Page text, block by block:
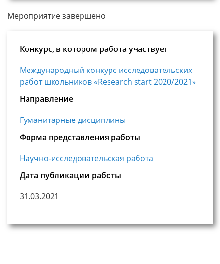
Мероприятие завершено
Конкурс, в котором работа участвует
Международный конкурс исследовательских
работ школьников «Research start 2020/2021»
Направление
Гуманитарные дисциплины
Форма представления работы
Научно-исследовательская работа
Дата публикации работы
31.03.2021